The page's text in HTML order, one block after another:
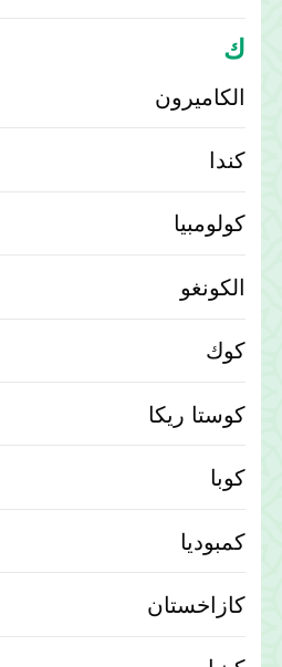
ك
الكاميرون
كندا
كولومبيا
الكونغو
كوك
كوستا ريكا
كوبا
كمبوديا
كازاخستان